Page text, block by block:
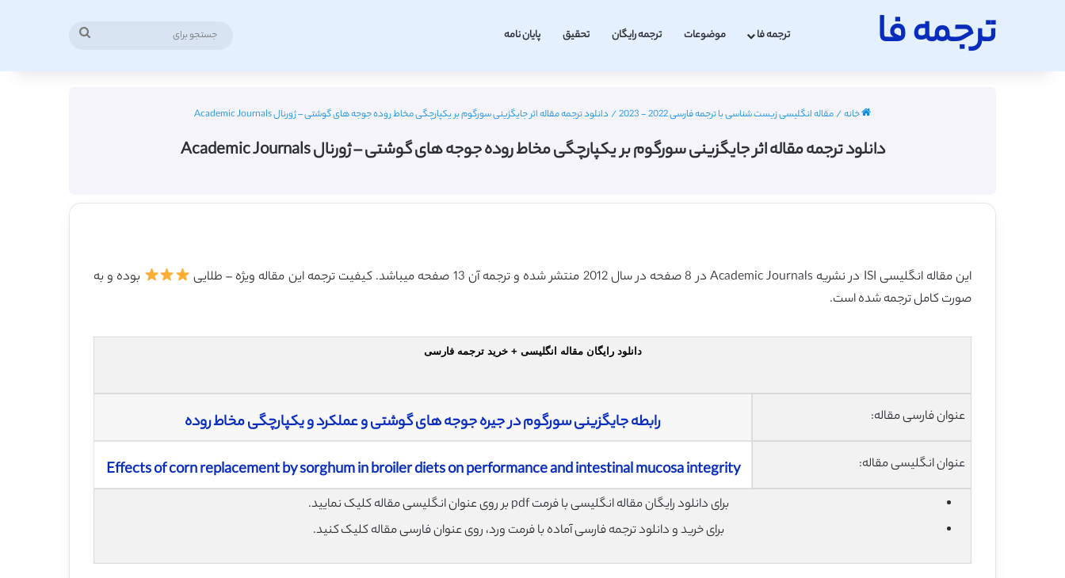
ترجمه فا ترجمه فا موضوعات ترجمه رایگان تحقیق پایان نامه
خانه/مقاله انگلیسی زیست شناسی با ترجمه فارسی 2022 - 2023 / دانلود ترجمه مقاله اثر جایگزینی سورگوم بر یکپارچگی مخاط روده جوجه های گوشتی – ژورنال Academic Journals
دانلود ترجمه مقاله اثر جایگزینی سورگوم بر یکپارچگی مخاط روده جوجه های گوشتی – ژورنال Academic Journals
این مقاله انگلیسی ISI در نشریه Academic Journals در 8 صفحه در سال 2012 منتشر شده و ترجمه آن 13 صفحه میباشد. کیفیت ترجمه این مقاله ویژه – طلایی
بوده و به
صورت کامل ترجمه شده است.
دانلود رایگان مقاله انگلیسی + خرید ترجمه فارسی
عنوان فارسی مقاله: رابطه جایگزینی سورگوم در جیره جوجه های گوشتی و عملکرد و یکپارچگی مخاط روده
عنوان انگلیسی مقاله: Effects of corn replacement by sorghum in broiler diets on performance and intestinal mucosa integrity
برای دانلود رایگان مقاله انگلیسی با فرمت pdf بر روی عنوان انگلیسی مقاله کلیک نمایید.
برای خرید و دانلود ترجمه فارسی آماده با فرمت ورد، روی عنوان فارسی مقاله کلیک کنید.